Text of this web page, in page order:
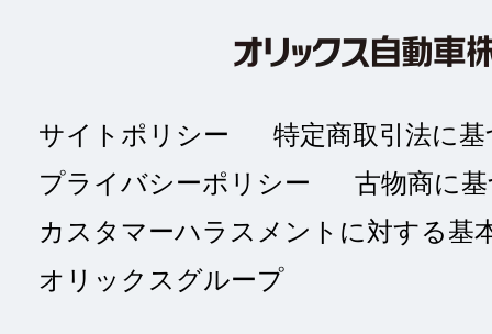
サイトポリシー
特定商取引法に
プライバシーポリシー
古物商に
カスタマーハラスメントに対する基
オリックスグループ